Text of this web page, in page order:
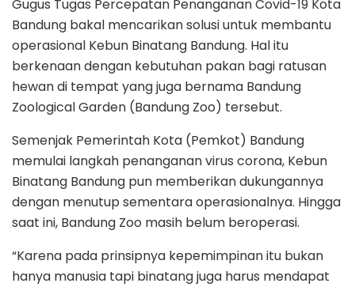
Gugus Tugas Percepatan Penanganan Covid-19 Kota
Bandung bakal mencarikan solusi untuk membantu
operasional Kebun Binatang Bandung. Hal itu
berkenaan dengan kebutuhan pakan bagi ratusan
hewan di tempat yang juga bernama Bandung
Zoological Garden (Bandung Zoo) tersebut.
Semenjak Pemerintah Kota (Pemkot) Bandung
memulai langkah penanganan virus corona, Kebun
Binatang Bandung pun memberikan dukungannya
dengan menutup sementara operasionalnya. Hingga
saat ini, Bandung Zoo masih belum beroperasi.
“Karena pada prinsipnya kepemimpinan itu bukan
hanya manusia tapi binatang juga harus mendapat